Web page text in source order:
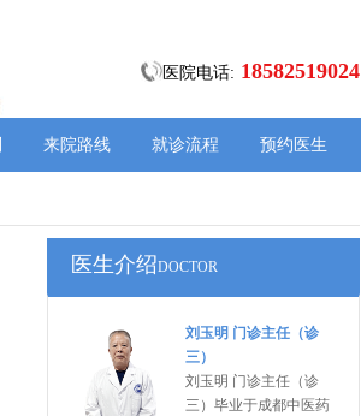
医院电话: 18582519024
来院路线 就诊流程 预约医生
医生介绍DOCTOR
刘玉明 门诊主任（诊
三）
刘玉明 门诊主任（诊
三）毕业于成都中医药